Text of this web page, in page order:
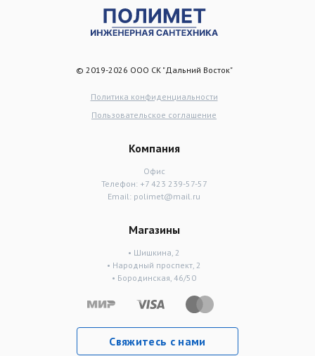
© 2019-2026 ООО СК "Дальний Восток"
Политика конфиденциальности
Пользовательское соглашение
Компания
Офис
Телефон: +7 423 239-57-57
Email: polimet@mail.ru
Магазины
• Шишкина, 2
• Народный проспект, 2
• Бородинская, 46/50
Свяжитесь с нами